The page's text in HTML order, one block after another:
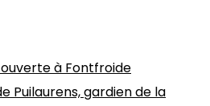
à Fontfroide
Puilaurens, gardien de la